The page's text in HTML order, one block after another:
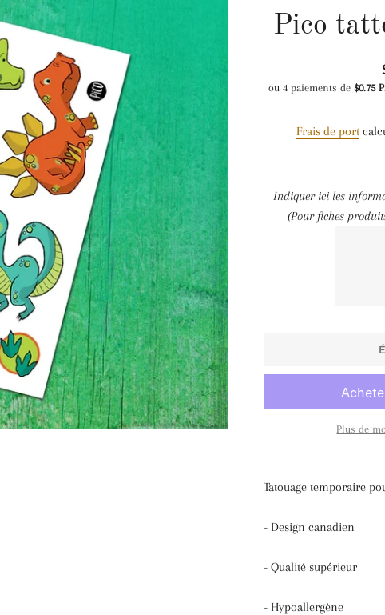
Pico
ou 4 paiements de$0.75
Frais de port
Indiquer ici les
(Pour fiches
Plus de
Tatouage temporaire
- Design canadien
- Qualité supérieur
- Hypoallergène